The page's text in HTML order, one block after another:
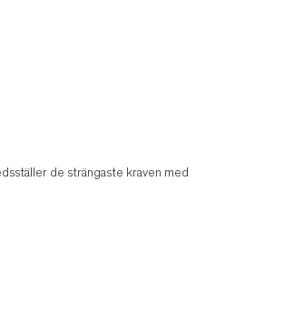
de strängaste kraven med